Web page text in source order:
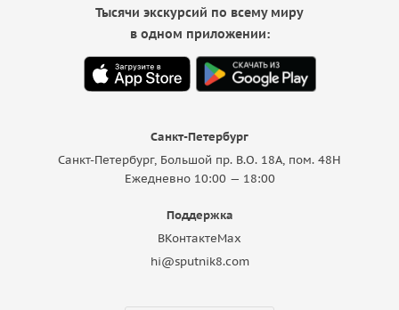
Санкт-Петербург
Санкт-Петербург, Большой пр. В.О. 18A, пом. 48Н
Ежедневно 10:00 — 18:00
Поддержка
ВКонтактеMax
hi@sputnik8.com
Тысячи экскурсий по всему миру
в одном приложении: